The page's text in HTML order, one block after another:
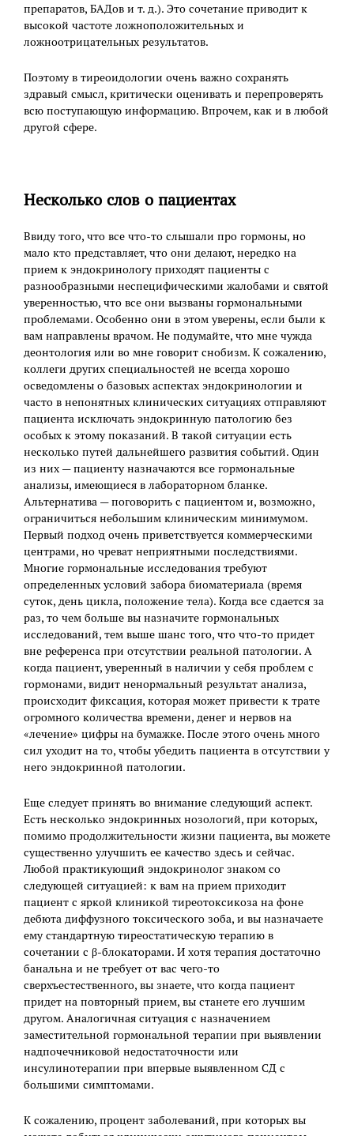
препаратов, БАДов и т. д.). Это сочетание приводит к
высокой частоте ложноположительных и
ложноотрицательных результатов.
Поэтому в тиреоидологии очень важно сохранять
здравый смысл, критически оценивать и перепроверять
всю поступающую информацию. Впрочем, как и в любой
другой сфере.
Несколько слов о пациентах
Ввиду того, что все что-то слышали про гормоны, но
мало кто представляет, что они делают, нередко на
прием к эндокринологу приходят пациенты с
разнообразными неспецифическими жалобами и святой
уверенностью, что все они вызваны гормональными
проблемами. Особенно они в этом уверены, если были к
вам направлены врачом. Не подумайте, что мне чужда
деонтология или во мне говорит снобизм. К сожалению,
коллеги других специальностей не всегда хорошо
осведомлены о базовых аспектах эндокринологии и
часто в непонятных клинических ситуациях отправляют
пациента исключать эндокринную патологию без
особых к этому показаний. В такой ситуации есть
несколько путей дальнейшего развития событий. Один
из них — пациенту назначаются все гормональные
анализы, имеющиеся в лабораторном бланке.
Альтернатива — поговорить с пациентом и, возможно,
ограничиться небольшим клиническим минимумом.
Первый подход очень приветствуется коммерческими
центрами, но чреват неприятными последствиями.
Многие гормональные исследования требуют
определенных условий забора биоматериала (время
суток, день цикла, положение тела). Когда все сдается за
раз, то чем больше вы назначите гормональных
исследований, тем выше шанс того, что что-то придет
вне референса при отсутствии реальной патологии. А
когда пациент, уверенный в наличии у себя проблем с
гормонами, видит ненормальный результат анализа,
происходит фиксация, которая может привести к трате
огромного количества времени, денег и нервов на
«лечение» цифры на бумажке. После этого очень много
сил уходит на то, чтобы убедить пациента в отсутствии у
него эндокринной патологии.
Еще следует принять во внимание следующий аспект.
Есть несколько эндокринных нозологий, при которых,
помимо продолжительности жизни пациента, вы можете
существенно улучшить ее качество здесь и сейчас.
Любой практикующий эндокринолог знаком со
следующей ситуацией: к вам на прием приходит
пациент с яркой клиникой тиреотоксикоза на фоне
дебюта диффузного токсического зоба, и вы назначаете
ему стандартную тиреостатическую терапию в
сочетании с β-блокаторами. И хотя терапия достаточно
банальна и не требует от вас чего-то
сверхъестественного, вы знаете, что когда пациент
придет на повторный прием, вы станете его лучшим
другом. Аналогичная ситуация с назначением
заместительной гормональной терапии при выявлении
надпочечниковой недостаточности или
инсулинотерапии при впервые выявленном СД с
большими симптомами.
К сожалению, процент заболеваний, при которых вы